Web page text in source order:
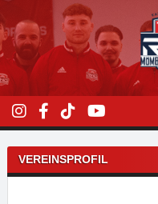
Inhalt
überspringen
VEREINSPROFIL